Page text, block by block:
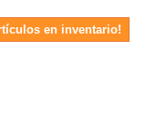
en inventario!